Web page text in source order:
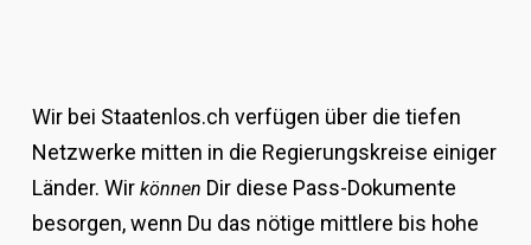
Wir bei Staatenlos.ch verfügen über die tiefen
Netzwerke mitten in die Regierungskreise einiger
Länder. Wir können Dir diese Pass-Dokumente
besorgen, wenn Du das nötige mittlere bis hohe